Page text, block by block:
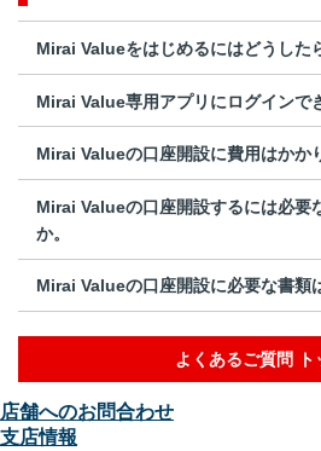
Mirai Valueをはじめるにはどうした
Mirai Value専用アプリにログインで
Mirai Valueの口座開設に費用はかか
Mirai Valueの口座開設するには必要
か。
Mirai Valueの口座開設に必要な書類
よくあるご質問 ト
店舗へのお問合わせ
支店情報